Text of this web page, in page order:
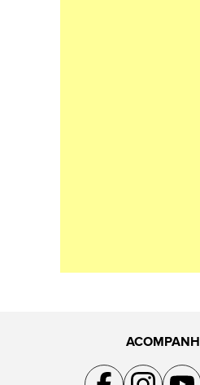
Acompanhe a gente no
Acompanhe a